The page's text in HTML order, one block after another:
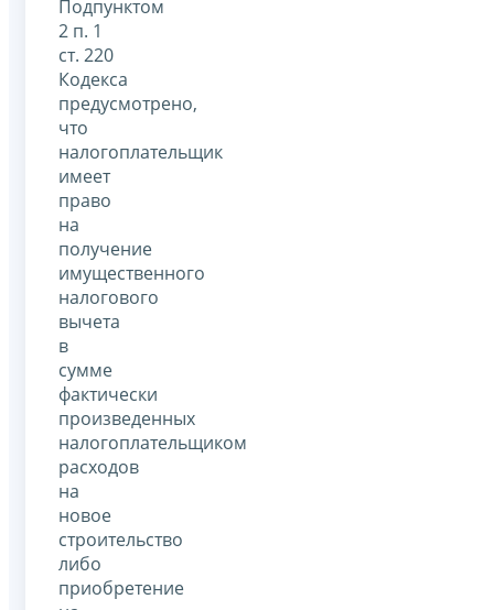
Подпунктом
2 п. 1
ст. 220
Кодекса
предусмотрено,
что
налогоплательщик
имеет
право
на
получение
имущественного
налогового
вычета
в
сумме
фактически
произведенных
налогоплательщиком
расходов
на
новое
строительство
либо
приобретение